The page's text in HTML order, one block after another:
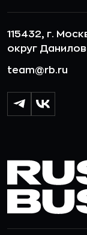
115432, г.
округ
team@rb.ru